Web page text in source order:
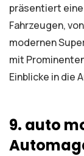
präsentiert
Fahrzeugen,
modernen
mit
Einblicke in die
9. auto